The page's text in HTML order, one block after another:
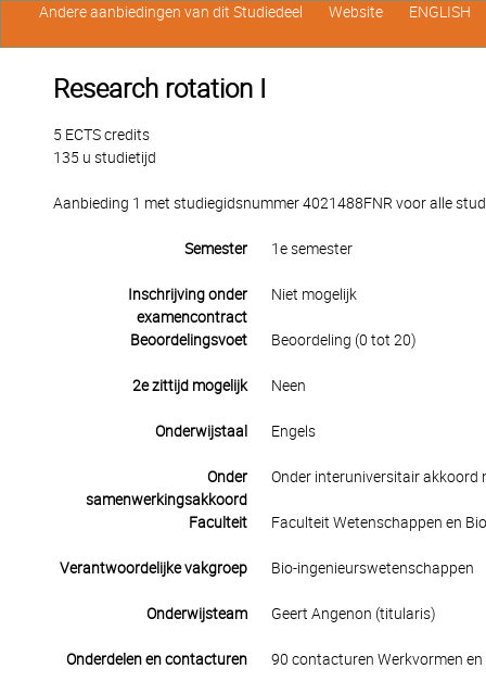
Research rotation I
5 ECTS credits
135 u studietijd
Aanbieding 1 met studiegidsnummer 4021488FNR voor alle
Semester 1e semester
Inschrijving onder
examencontract
Niet mogelijk
Beoordelingsvoet Beoordeling (0 tot 20)
2e zittijd mogelijk Neen
Onderwijstaal Engels
Onder
samenwerkingsakkoord
Onder interuniversitair akkoord
Faculteit Faculteit Wetenschappen en
Verantwoordelijke vakgroep Bio-ingenieurswetenschappen
Onderwijsteam Geert Angenon (titularis)
Onderdelen en contacturen 90 contacturen Werkvormen en
Andere aanbiedingen van dit Studiedeel Website ENGLISH